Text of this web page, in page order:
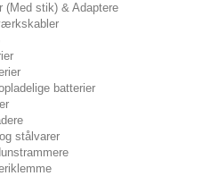
(Med stik) & Adaptere
batterier
stålvarer